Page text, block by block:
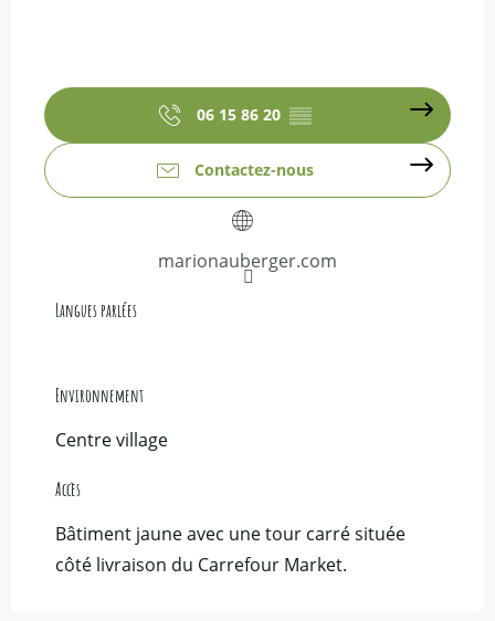
06 15 86 20 ▒▒
Contactez-nous
marionauberger.com
Langues parlées
Langues parlées
Environnement
Environnement
Centre village
Accès
Accès
Bâtiment jaune avec une tour carré située
côté livraison du Carrefour Market.